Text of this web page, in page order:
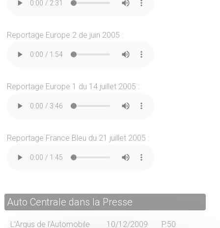
Reportage Europe 2 de juin 2005 :
Reportage Europe 1 du 14 juillet 2005 :
Reportage France Bleu du 21 juillet 2005 :
Auto Centrale dans la Presse
L'Argus de l'Automobile 10/12/2009 P.50